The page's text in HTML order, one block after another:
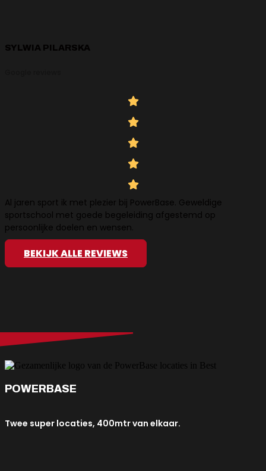
SYLWIA PILARSKA
Al jaren sport ik met plezier bij PowerBase. Geweldige
sportschool met goede begeleiding afgestemd op
persoonlijke doelen en wensen.
BEKIJK ALLE REVIEWS
POWERBASE
Twee super locaties, 400mtr van elkaar.